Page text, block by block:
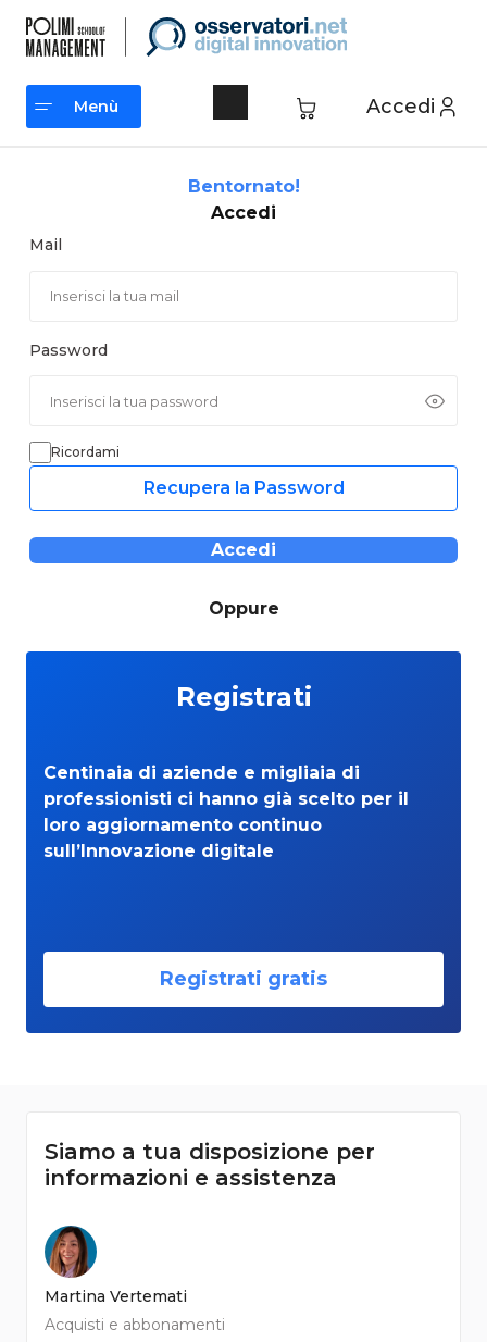
contenuto
Accedi
Menù
Bentornato!
Accedi
Mail
Password
Ricordami
Recupera la Password
Accedi
Oppure
Registrati
Centinaia di aziende e migliaia di
professionisti ci hanno già scelto per il
loro aggiornamento continuo
sull’Innovazione digitale
Registrati gratis
Siamo a tua disposizione per
informazioni e assistenza
Martina Vertemati
Acquisti e abbonamenti